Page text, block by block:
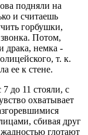
подняли на
и считаешь
горбушки,
Потом,
драка, немка -
т. к.
ее к стене.
до 11 стояли, с
охватывает
сбивая друг
глотают